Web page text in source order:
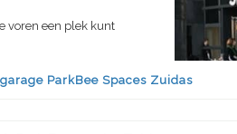
voren een plek kunt
ParkBee Spaces Zuidas